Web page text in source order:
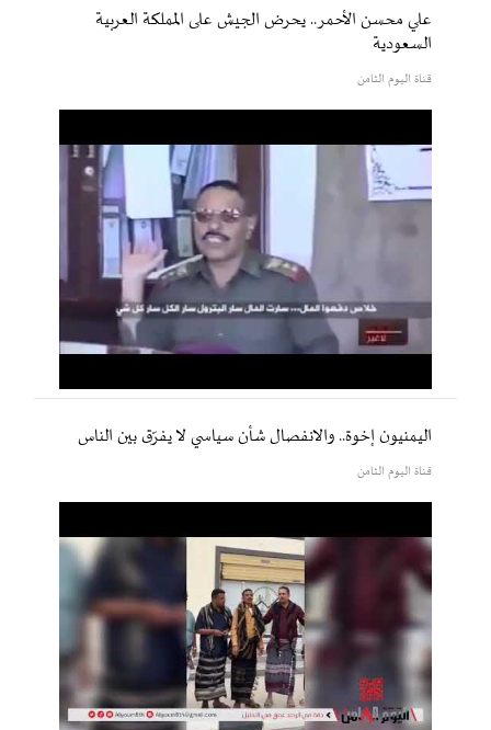
علي محسن الأحمر.. يحرض الجيش على المملكة العربية
السعودية
قناة اليوم الثامن
اليمنيون إخوة.. والانفصال شأن سياسي لا يفرّق بين الناس
قناة اليوم الثامن